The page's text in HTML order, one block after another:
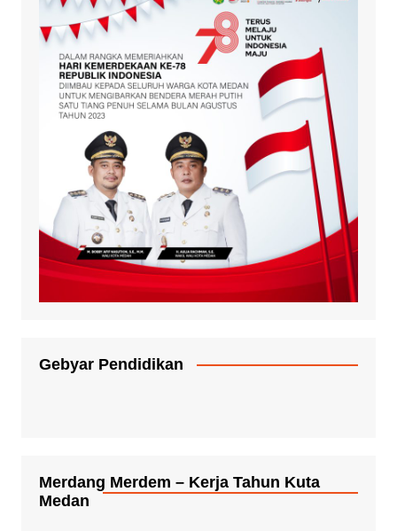
Gebyar Pendidikan
Merdang Merdem – Kerja Tahun Kuta
Medan